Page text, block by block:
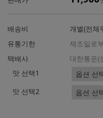
배송비 개별(전체
유통기한
제조일로
택배사
대한통운(
맛 선택1
맛 선택2